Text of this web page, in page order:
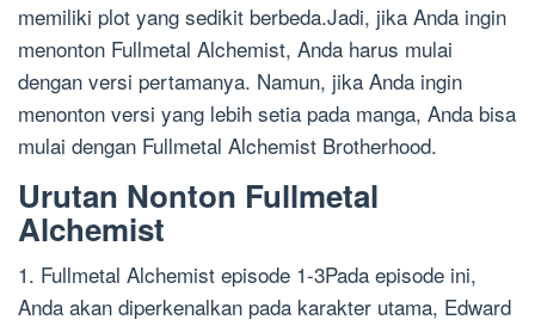
memiliki plot yang sedikit berbeda.Jadi, jika Anda ingin
menonton Fullmetal Alchemist, Anda harus mulai
dengan versi pertamanya. Namun, jika Anda ingin
menonton versi yang lebih setia pada manga, Anda bisa
mulai dengan Fullmetal Alchemist Brotherhood.
Urutan Nonton Fullmetal
Alchemist
1. Fullmetal Alchemist episode 1-3Pada episode ini,
Anda akan diperkenalkan pada karakter utama, Edward